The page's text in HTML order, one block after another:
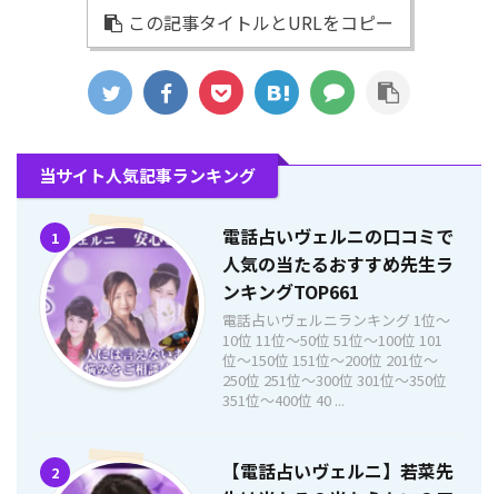
この記事タイトルとURLをコピー
当サイト人気記事ランキング
1
電話占いヴェルニの口コミで
人気の当たるおすすめ先生ラ
ンキングTOP661
電話占いヴェルニランキング 1位〜
10位 11位〜50位 51位〜100位 101
位〜150位 151位〜200位 201位〜
250位 251位〜300位 301位〜350位
351位〜400位 40 ...
2
【電話占いヴェルニ】若菜先